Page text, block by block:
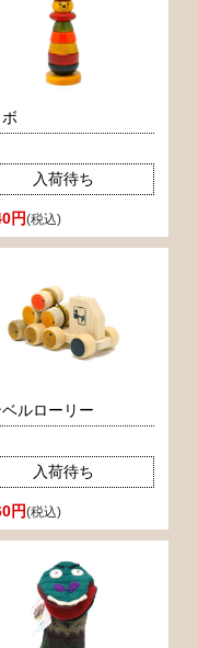
入荷待ち
円(税込)
ルローリー
入荷待ち
円(税込)